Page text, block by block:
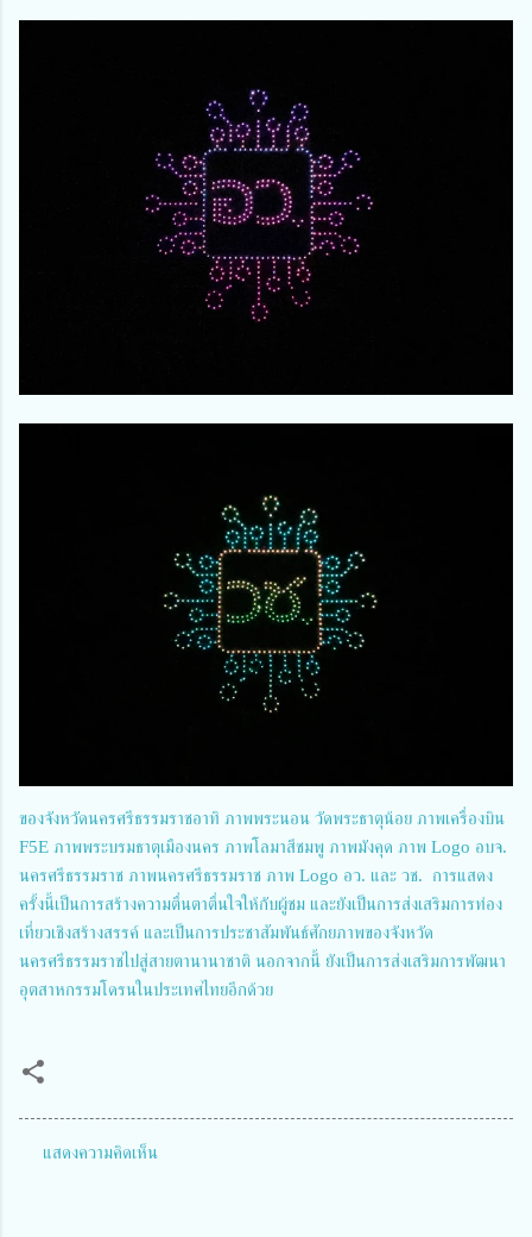
ของจังหวัดนครศรีธรรมราชอาทิ ภาพพระนอน วัดพระธาตุน้อย ภาพเครื่องบิน
F5E ภาพพระบรมธาตุเมืองนคร ภาพโลมาสีชมพู ภาพมังคุด ภาพ Logo อบจ.
นครศรีธรรมราช ภาพนครศรีธรรมราช ภาพ Logo อว. และ วช. การแสดง
ครั้งนี้เป็นการสร้างความตื่นตาตื่นใจให้กับผู้ชม และยังเป็นการส่งเสริมการท่อง
เที่ยวเชิงสร้างสรรค์ และเป็นการประชาสัมพันธ์ศักยภาพของจังหวัด
นครศรีธรรมราชไปสู่สายตานานาชาติ นอกจากนี้ ยังเป็นการส่งเสริมการพัฒนา
อุตสาหกรรมโดรนในประเทศไทยอีกด้วย
แสดงความคิดเห็น